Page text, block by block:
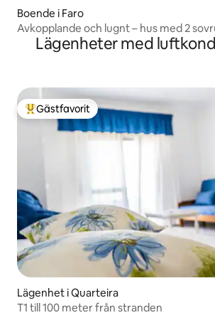
Boende i Faro
Avkopplande och lugnt – hus med 2
Lägenheter med
Populär gästfavorit
Gästfavorit
Lägenhet i Quarteira
T1 till 100 meter från stranden